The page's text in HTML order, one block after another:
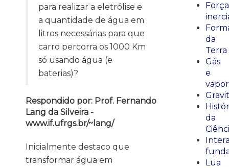
para realizar a eletrólise e
a quantidade de água em
litros necessárias para que
carro percorra os 1000 Km
só usando água (e
baterias)?
Respondido por: Prof. Fernando
Lang da Silveira -
www.if.ufrgs.br/~lang/
Inicialmente destaco que
transformar água em
da
Terra
Gás
e
vapor
da
Lua